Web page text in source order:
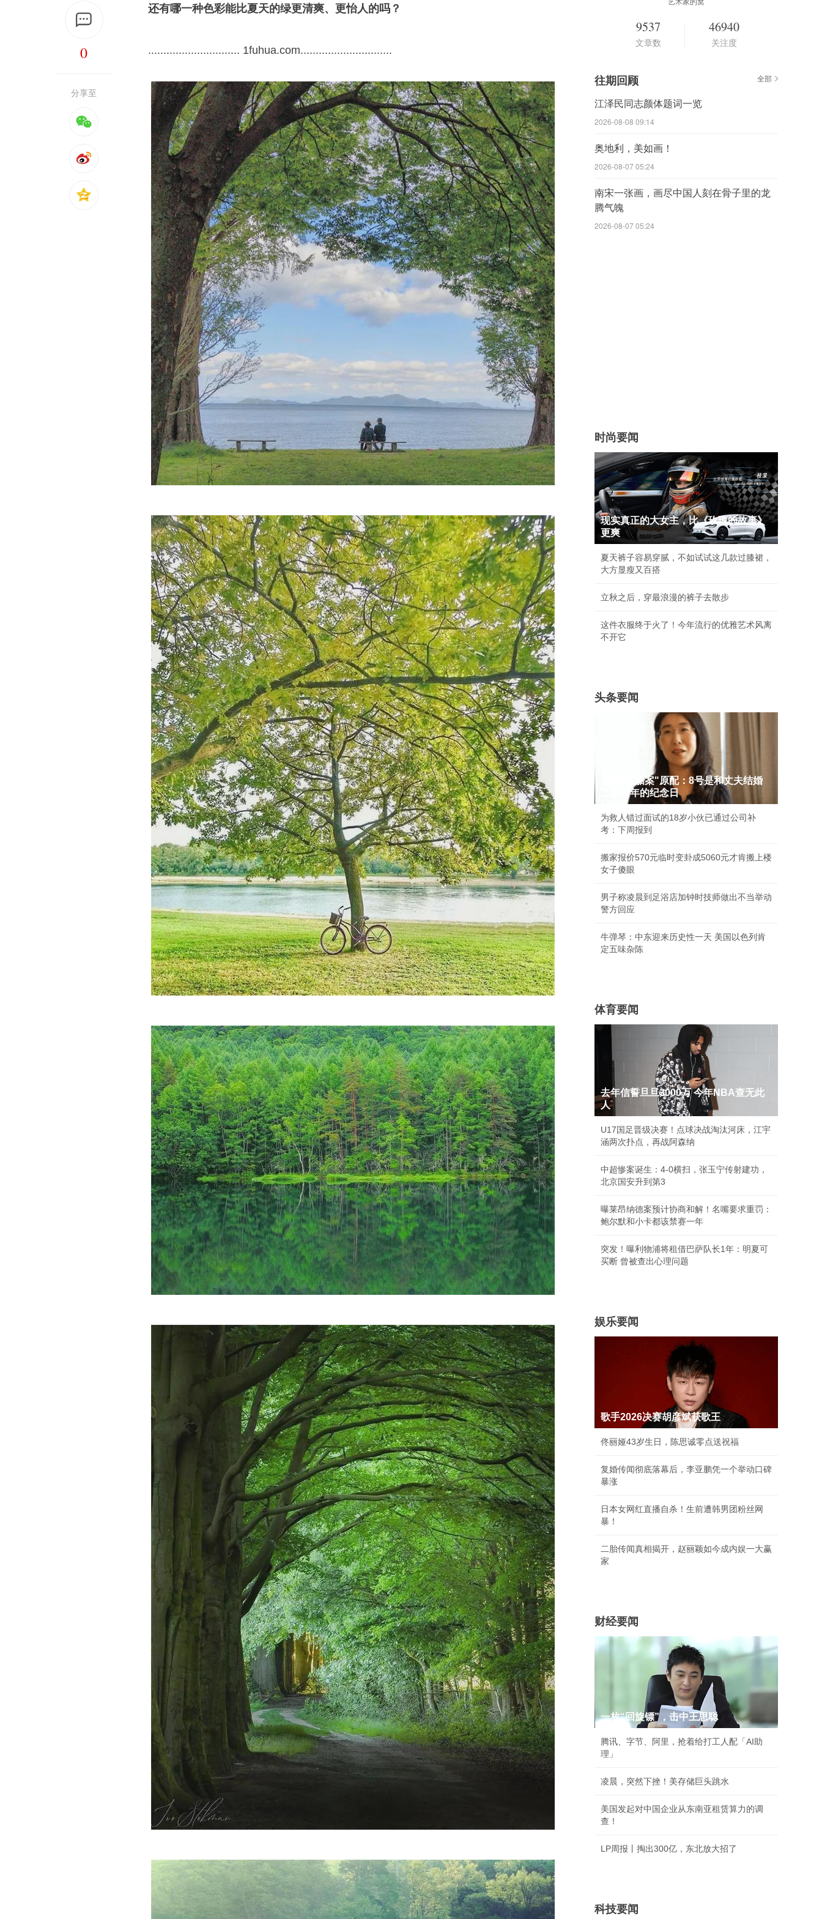
0
分享至
还有哪一种色彩能比夏天的绿更清爽、更怡人的吗？
.............................. 1fuhua.com..............................
艺术家的窝
9537
文章数
46940
关注度
往期回顾 全部
江泽民同志颜体题词一览
2026-08-08 09:14
奥地利，美如画！
2026-08-07 05:24
南宋一张画，画尽中国人刻在骨子里的龙
腾气魄
2026-08-07 05:24
时尚要闻
现实真正的大女主，比《玫瑰的故事》
更爽
夏天裤子容易穿腻，不如试试这几款过膝裙，
大方显瘦又百搭
立秋之后，穿最浪漫的裤子去散步
这件衣服终于火了！今年流行的优雅艺术风离
不开它
头条要闻
"婚外胚胎案"原配：8号是和丈夫结婚
二十周年的纪念日
为救人错过面试的18岁小伙已通过公司补
考：下周报到
搬家报价570元临时变卦成5060元才肯搬上楼
女子傻眼
男子称凌晨到足浴店加钟时技师做出不当举动
警方回应
牛弹琴：中东迎来历史性一天 美国以色列肯
定五味杂陈
体育要闻
去年信誓旦旦3000万 今年NBA查无此
人
U17国足晋级决赛！点球决战淘汰河床，江宇
涵两次扑点，再战阿森纳
中超惨案诞生：4-0横扫，张玉宁传射建功，
北京国安升到第3
曝莱昂纳德案预计协商和解！名嘴要求重罚：
鲍尔默和小卡都该禁赛一年
突发！曝利物浦将租借巴萨队长1年：明夏可
买断 曾被查出心理问题
娱乐要闻
歌手2026决赛胡彦斌获歌王
佟丽娅43岁生日，陈思诚零点送祝福
复婚传闻彻底落幕后，李亚鹏凭一个举动口碑
暴涨
日本女网红直播自杀！生前遭韩男团粉丝网
暴！
二胎传闻真相揭开，赵丽颖如今成内娱一大赢
家
财经要闻
一枚“回旋镖”，击中王思聪
腾讯、字节、阿里，抢着给打工人配「AI助
理」
凌晨，突然下挫！美存储巨头跳水
美国发起对中国企业从东南亚租赁算力的调
查！
LP周报丨掏出300亿，东北放大招了
科技要闻